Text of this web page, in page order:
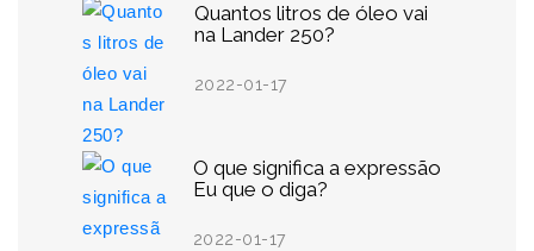
Quantos litros de óleo vai
na Lander 250?
2022-01-17
O que significa a expressão
Eu que o diga?
2022-01-17